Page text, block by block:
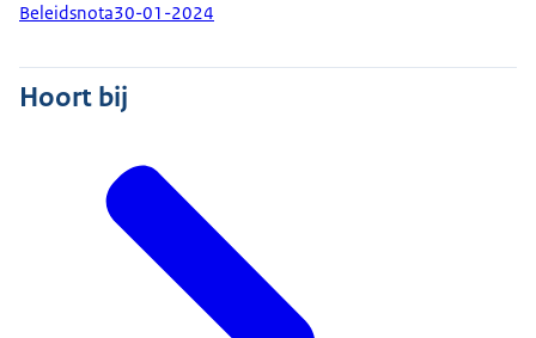
Beleidsnota30-01-2024
Hoort bij